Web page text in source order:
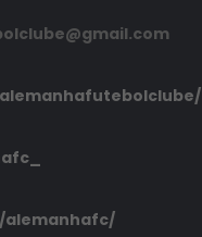
alemanhafc/